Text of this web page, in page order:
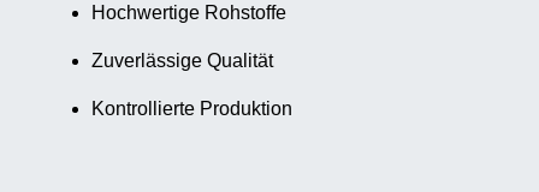
Hochwertige Rohstoffe
Zuverlässige Qualität
Kontrollierte Produktion